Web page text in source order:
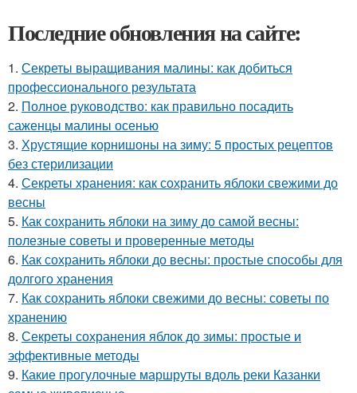
Последние обновления на сайте:
1. Секреты выращивания малины: как добиться
профессионального результата
2. Полное руководство: как правильно посадить
саженцы малины осенью
3. Хрустящие корнишоны на зиму: 5 простых рецептов
без стерилизации
4. Секреты хранения: как сохранить яблоки свежими до
весны
5. Как сохранить яблоки на зиму до самой весны:
полезные советы и проверенные методы
6. Как сохранить яблоки до весны: простые способы для
долгого хранения
7. Как сохранить яблоки свежими до весны: советы по
хранению
8. Секреты сохранения яблок до зимы: простые и
эффективные методы
9. Какие прогулочные маршруты вдоль реки Казанки